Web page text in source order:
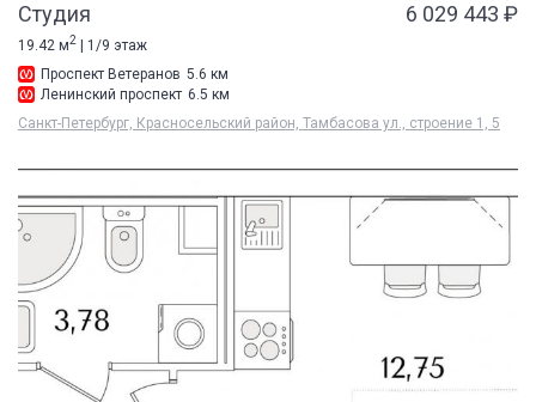
Студия 6 029 443 ₽
19.42 м2
| 1/9 этаж
Проспект Ветеранов 5.6 км
Ленинский проспект 6.5 км
Санкт-Петербург, Красносельский район, Тамбасова ул., строение 1, 5